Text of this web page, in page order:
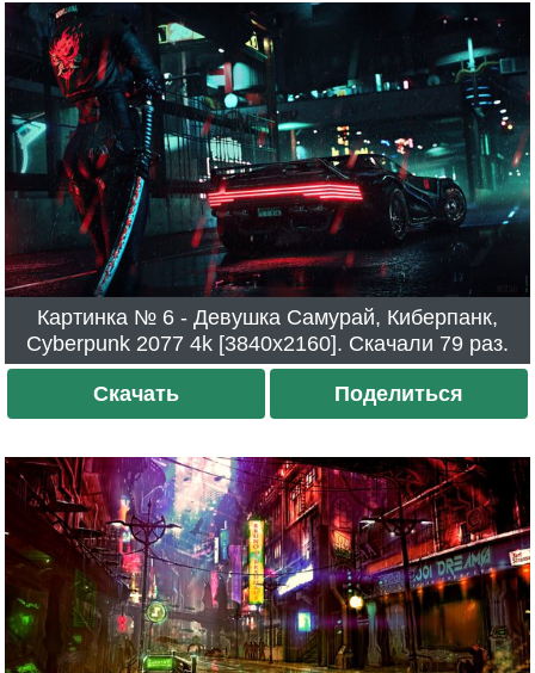
Картинка № 6 - Девушка Самурай, Киберпанк,
Cyberpunk 2077 4k [3840x2160]. Скачали 79 раз.
Скачать Поделиться